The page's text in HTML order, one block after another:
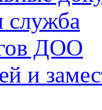
служба
ДОО
и